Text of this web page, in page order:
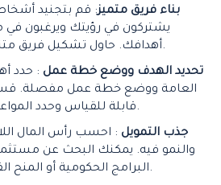
بناء فريق متميز: قم بتجنيد
يشتركون في رؤيتك ويرغبون
أهدافك. حاول تشكيل فريق متنوع بمهارات مختلفة.
تحديد الهدف ووضع خطة عمل : حدد
العامة ووضع خطة عمل مفصلة.
قابلة للقياس وحدد المواعيد النهائية لتحقيقها.
جذب التمويل : احسب رأس المال
والنمو فيه. يمكنك البحث عن
البرامج الحكومية أو المنح القائمة للريادة الناشئة.